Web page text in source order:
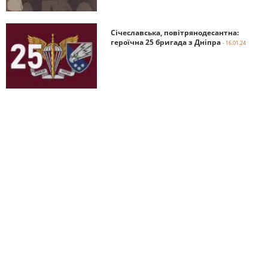
Січеславська, повітрянодесантна:
героїчна 25 бригада з Дніпра - 16.01.24